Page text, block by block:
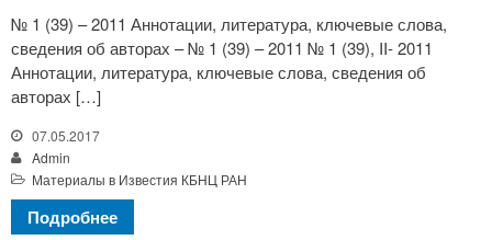
№ 1 (39) – 2011 Аннотации, литература, ключевые слова,
сведения об авторах – № 1 (39) – 2011 № 1 (39), II- 2011
Аннотации, литература, ключевые слова, сведения об
авторах […]
07.05.2017
Admin
Материалы в Известия КБНЦ РАН
Подробнее